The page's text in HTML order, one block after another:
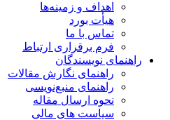
اهداف و زمینه‌ها
هیأت بورد
تماس با ما
فرم برقراری ارتباط
راهنمای نویسندگان
راهنمای نگارش مقالات
راهنمای منبع‌نویسی
نحوه ارسال مقاله
سیاست های مالی